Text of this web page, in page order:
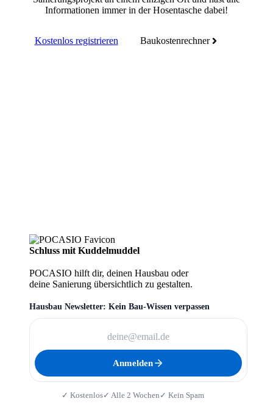
Informationen immer in der Hosentasche dabei!
Kostenlos registrieren Baukostenrechner
Schluss mit Kuddelmuddel
POCASIO hilft dir, deinen Hausbau oder
deine Sanierung übersichtlich zu gestalten.
Hausbau Newsletter: Kein Bau-Wissen verpassen
Anmelden
✓ Kostenlos✓ Alle 2 Wochen ✓ Kein Spam